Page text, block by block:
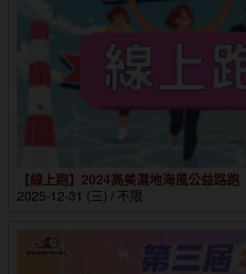
【線上跑】2024高美濕地海風公益路跑
2025-12-31 (三) / 不限